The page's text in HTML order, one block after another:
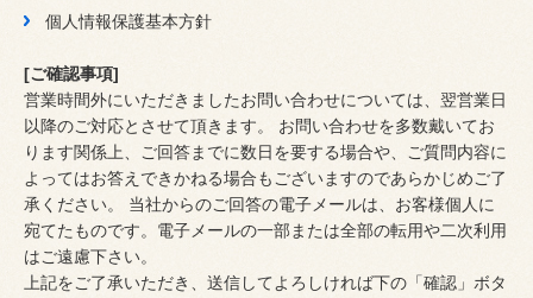
個人情報保護基本方針
[ご確認事項]
営業時間外にいただきましたお問い合わせについては、翌営業日
以降のご対応とさせて頂きます。 お問い合わせを多数戴いてお
ります関係上、ご回答までに数日を要する場合や、ご質問内容に
よってはお答えできかねる場合もございますのであらかじめご了
承ください。 当社からのご回答の電子メールは、お客様個人に
宛てたものです。電子メールの一部または全部の転用や二次利用
はご遠慮下さい。
上記をご了承いただき、送信してよろしければ下の「確認」ボタ